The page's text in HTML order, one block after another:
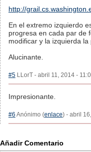
http://
En el extremo izquierdo
progresa en cada par de
modificar y la izquierda la
Alucinante.
#5 LLorT - abril 11, 2014 -
Impresionante.
#6 Anónimo (enlace) - abril
Añadir Comentario